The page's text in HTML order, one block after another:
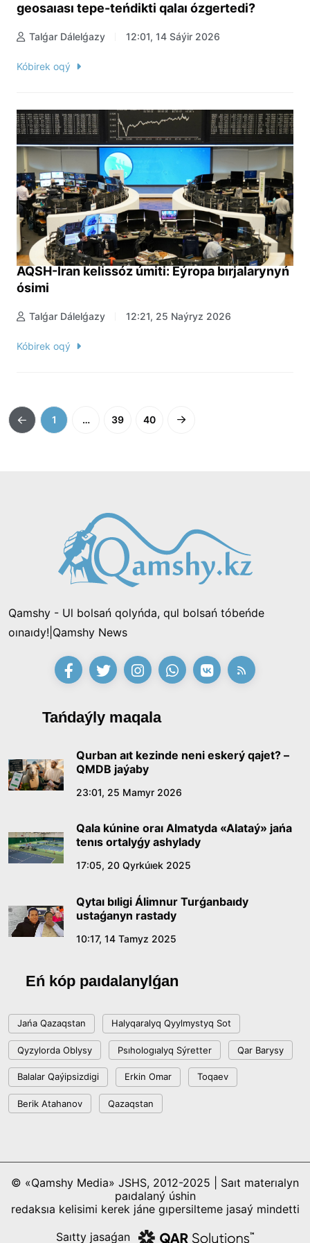
geosaıası tepe-teńdikti qalaı ózgertedi?
Talǵar Dálelǵazy 12:01, 14 Sáýir 2026
Kóbirek oqý
AQSH-Iran kelissóz úmiti: Eýropa bırjalarynyń
ósimi
Talǵar Dálelǵazy 12:21, 25 Naýryz 2026
Kóbirek oqý
1 … 39 40
Qamshy - Ul bolsań qolyńda, qul bolsań tóbeńde
oınaıdy!|Qamshy News
Tańdaýly maqala
Qurban aıt kezinde neni eskerý qajet? –
QMDB jaýaby
23:01, 25 Mamyr 2026
Qala kúnine oraı Almatyda «Alataý» jańa
tenıs ortalyǵy ashylady
17:05, 20 Qyrkúıek 2025
Qytaı bıligi Álimnur Turǵanbaıdy
ustaǵanyn rastady
10:17, 14 Tamyz 2025
Eń kóp paıdalanylǵan
Jańa Qazaqstan Halyqaralyq Qyylmystyq Sot
Qyzylorda Oblysy Psıhologıalyq Sýretter Qar Barysy
Balalar Qaýipsizdigi Erkin Omar Toqaev
Berik Atahanov Qazaqstan
© «Qamshy Media» JSHS, 2012-2025 | Saıt materıalyn
paıdalaný úshin
redaksıa kelisimi kerek jáne gıpersilteme jasaý mindetti
Saıtty jasaǵan